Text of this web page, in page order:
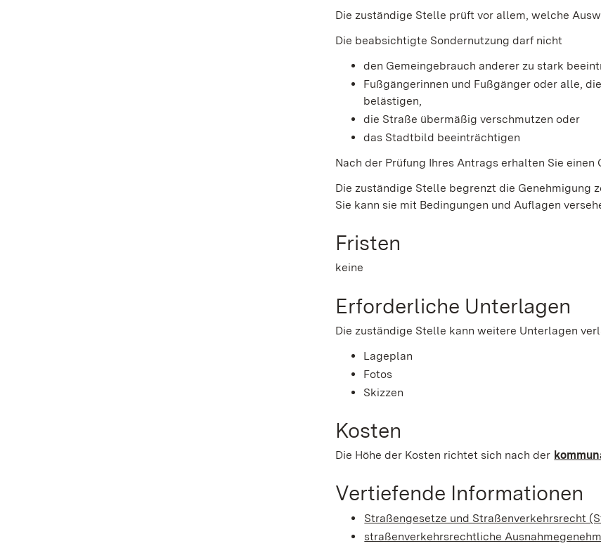
Die zuständige Stelle prüft vor allem, welche
Die beabsichtigte Sondernutzung darf nicht
den Gemeingebrauch anderer zu stark
Fußgängerinnen und Fußgänger oder alle,
belästigen,
die Straße übermäßig verschmutzen oder
das Stadtbild beeinträchtigen
Nach der Prüfung Ihres Antrags erhalten Sie
Die zuständige Stelle begrenzt die Genehmigung
Sie kann sie mit Bedingungen und Auflagen
Fristen
keine
Erforderliche Unterlagen
Die zuständige Stelle kann weitere Unterlagen
Lageplan
Fotos
Skizzen
Kosten
Die Höhe der Kosten richtet sich nach der
Vertiefende Informationen
Straßengesetze und Straßenverkehrsrecht
straßenverkehrsrechtliche